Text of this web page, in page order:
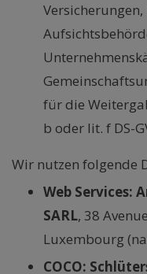
für die
b oder lit. f DS-
Wir nutzen folgende
Web Services:
SARL, 38
Luxembourg
COCO: